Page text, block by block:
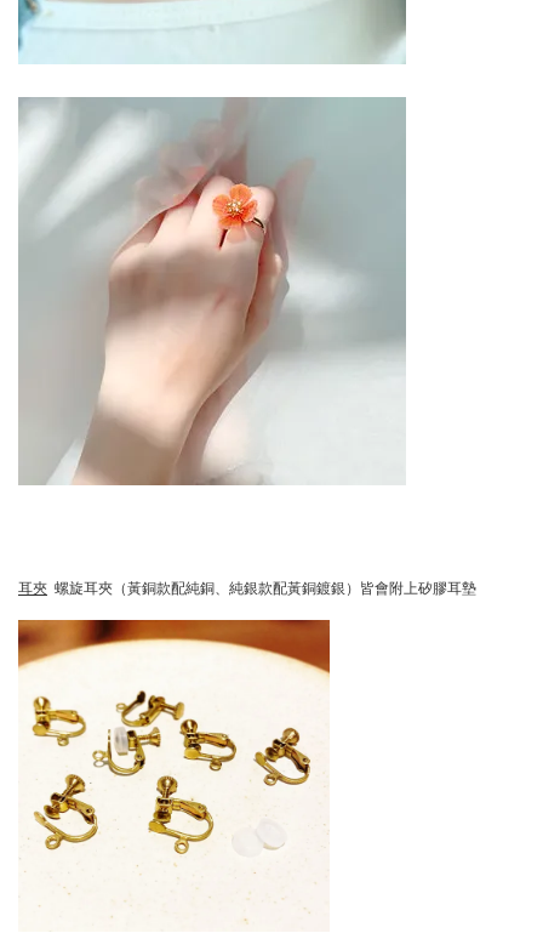
耳夾 螺旋耳夾（黃銅款配純銅、純銀款配黃銅鍍銀）皆會附上矽膠耳墊